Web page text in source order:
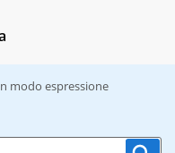
modo espressione